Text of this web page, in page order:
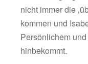
nicht immer die
kommen und
Persönlichem
hinbekommt.